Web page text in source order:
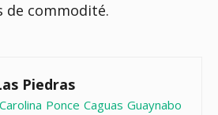
de commodité.
Piedras
Carolina Ponce Caguas Guaynabo